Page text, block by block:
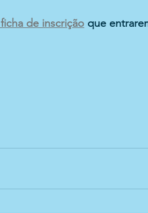
ficha de inscrição que